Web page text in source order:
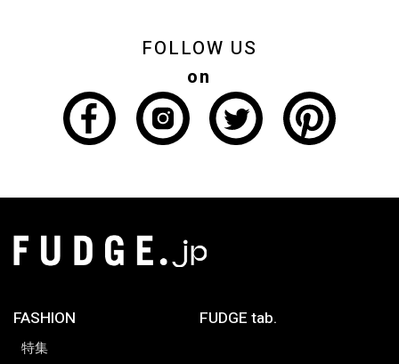
FOLLOW US
on
FASHION
特集
FUDGE tab.